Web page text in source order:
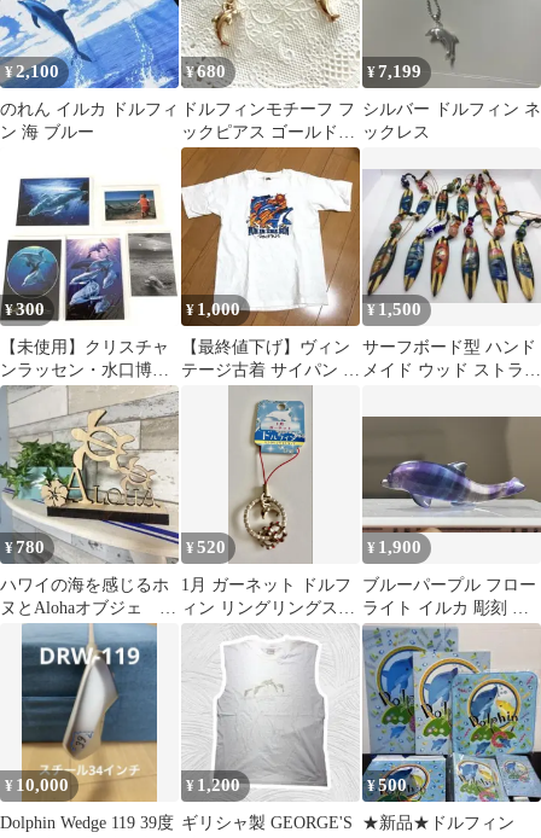
¥2,100
のれん イルカ ドルフィ
ン 海 ブルー
¥680
ドルフィンモチーフ フ
ックピアス ゴールドカ
ラー
¥7,199
シルバー ドルフィン ネ
ックレス
¥300
【未使用】クリスチャ
ンラッセン・水口博也
イルカ ポストカード
5枚セット
¥ 1,000
【最終値下げ】ヴィン
テージ古着 サイパン イ
¥1,500
サーフボード型 ハンド
メイド ウッド ストラッ
送
¥780
ハワイの海を感じるホ
ヌとAlohaオブジェ ミ
ニハイビスカス付き
¥520
1月 ガーネット ドルフ
ィン リングリングスト
ラップ
¥ 1,900
ブルーパープル フロー
ライト イルカ 彫刻 天
然石 置物 インテリア
一点物
¥ 10,000
Dolphin Wedge 119 39度
¥ 1,200
ギリシャ製 GEORGE'S
¥500
★新品★ドルフィン